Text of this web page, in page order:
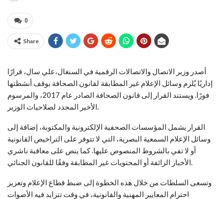
0
Share
أصدر وزير الاتصال والاتصالات الرقمية في السنغال،علي سال، قرارًا
إداريًا يُلزم وسائل الإعلام غير المطابقة لقانون الصحافة بوقف أنشطتها
فورًا. ويستند القرار إلى قانون الصحافة الصادر عام 2017، والمرسوم
الأخير المحدد لصلاحيات الوزير.
القرار يشمل المؤسسات الصحفية الإلكترونية والمكتوبة، إضافة إلى
وسائل الإعلام السمعية البصرية، التي لا تتوفر على التراخيص القانونية
أو لا تفي بالشروط المنصوص عليها. كما ينص على معاقبة ناشري
الأخبار الزائفة أو المحتويات غير المطابقة وفقًا للقانون الجنائي.
وتسعى السلطات من خلال هذه الخطوة إلى ضبط قطاع الإعلام وتعزيز
احترام المعايير المهنية والقانونية، في وقت تتزايد فيه الأصوات